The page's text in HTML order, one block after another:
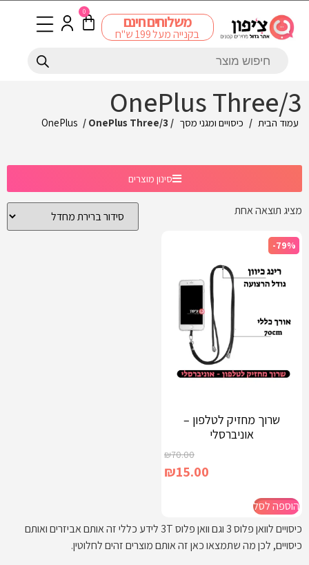
משלוחים חינם
בקנייה מעל 199 ש"ח
0
OnePlus Three/3
עמוד הבית / כיסויים ומגני מסך /
OnePlus / OnePlus Three/3
סינון מוצרים
מציג תוצאה אחת
-79%
שרוך מחזיק לטלפון –
אוניברסלי
₪70.00
₪15.00
הוספה לסל
כיסויים לוואן פלוס 3 וגם וואן פלוס 3T לידע כללי זה אותם אביזרים ואותם
כיסויים, לכן מה שתמצאו כאן זה אותם מוצרים זהים לחלוטין.